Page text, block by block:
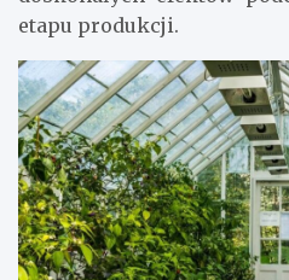
etapu produkcji.